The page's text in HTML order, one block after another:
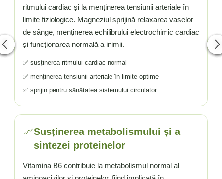
ritmului cardiac și la menținerea tensiunii arteriale în
limite fiziologice. Magneziul sprijină relaxarea vaselor
de sânge, menținerea echilibrului electrochimic cardiac
și funcționarea normală a inimii.
✅ susținerea ritmului cardiac normal
✅ menținerea tensiunii arteriale în limite optime
✅ sprijin pentru sănătatea sistemului circulator
📈Susținerea metabolismului și a
sintezei proteinelor
Vitamina B6 contribuie la metabolismul normal al